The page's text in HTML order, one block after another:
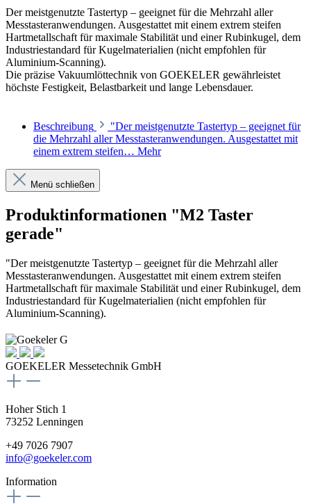
Der meistgenutzte Tastertyp – geeignet für die Mehrzahl aller
Messtasteranwendungen. Ausgestattet mit einem extrem steifen
Hartmetallschaft für maximale Stabilität und einer Rubinkugel, dem
Industriestandard für Kugelmaterialien (nicht empfohlen für
Aluminium-Scanning).
Die präzise Vakuumlöttechnik von GOEKELER gewährleistet
höchste Festigkeit, Belastbarkeit und lange Lebensdauer.
Beschreibung
"Der meistgenutzte Tastertyp – geeignet für
die Mehrzahl aller Messtasteranwendungen. Ausgestattet mit
einem extrem steifen… Mehr
Menü schließen
Produktinformationen "M2 Taster
gerade"
"Der meistgenutzte Tastertyp – geeignet für die Mehrzahl aller
Messtasteranwendungen. Ausgestattet mit einem extrem steifen
Hartmetallschaft für maximale Stabilität und einer Rubinkugel, dem
Industriestandard für Kugelmaterialien (nicht empfohlen für
Aluminium-Scanning).
GOEKELER Messetechnik GmbH
Hoher Stich 1
73252 Lenningen
+49 7026 7907
info@goekeler.com
Information